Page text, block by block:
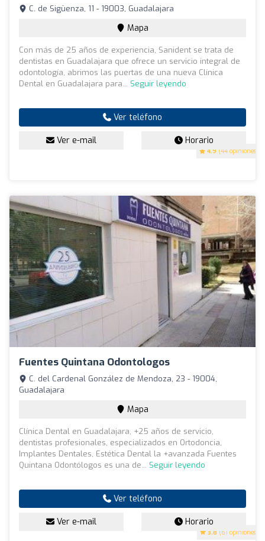
4.9 (44 opiniones)
C. de Sigüenza, 11 - 19003, Guadalajara
Mapa
Con más de 25 años de experiencia, Sanident se trata de
dentistas en Guadalajara que ofrece un servicio integral de
odontología, abrimos las puertas de una nueva Clínica
Dental en Guadalajara para... Seguir leyendo
Ver teléfono
Ver e-mail Horario
Fuentes Quintana Odontologos
3.8 (61 opiniones)
C. del Cardenal González de Mendoza, 23 - 19004,
Guadalajara
Mapa
Clínica Dental en Guadalajara, +25 años de servicio,
dentistas profesionales, especializados en Ortodoncia,
Implantes Dentales, Estética Dental la +avanzada Fuentes
Quintana Odontólogos es una de... Seguir leyendo
Ver teléfono
Ver e-mail Horario